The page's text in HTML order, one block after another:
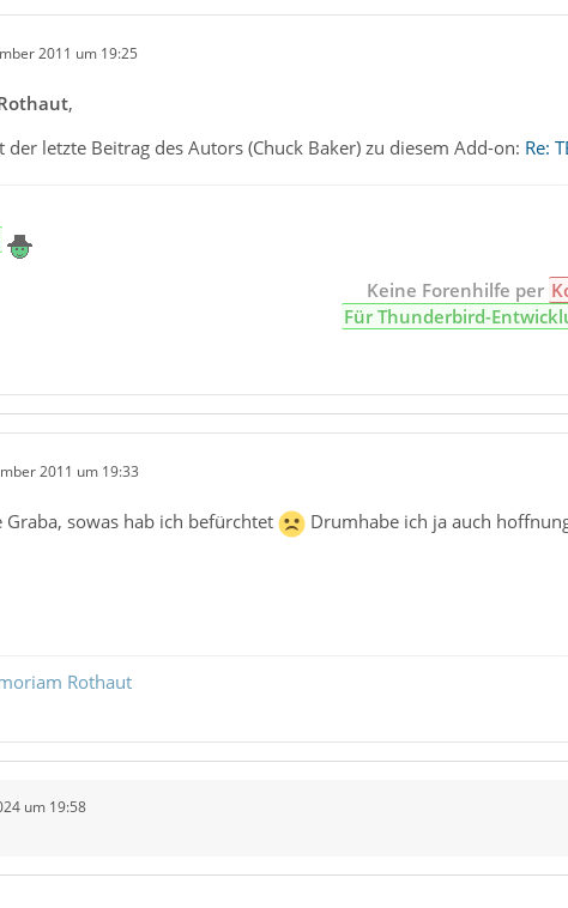
2011 um 19:25
,
der letzte Beitrag des Autors (Chuck Baker) zu diesem Add-on: Re:
Keine Forenhilfe per
Für Thunderbird-
2011 um 19:33
Graba, sowas hab ich befürchtet Drumhabe ich ja auch
Rothaut
um 19:58